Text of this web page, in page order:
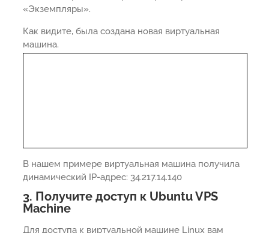
«Экземпляры».
Как видите, была создана новая виртуальная
машина.
В нашем примере виртуальная машина получила
динамический IP-адрес: 34.217.14.140
3. Получите доступ к Ubuntu VPS
Machine
Для доступа к виртуальной машине Linux вам